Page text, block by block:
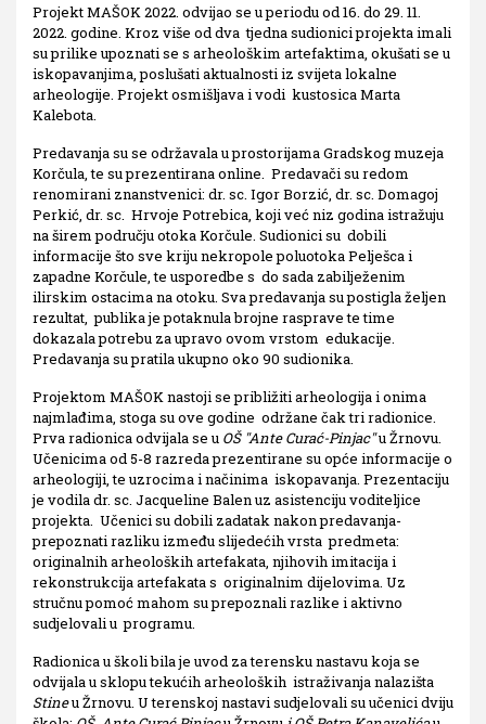
Projekt MAŠOK 2022. odvijao se u periodu od 16. do 29. 11.
2022. godine. Kroz više od dva tjedna sudionici projekta imali
su prilike upoznati se s arheološkim artefaktima, okušati se u
iskopavanjima, poslušati aktualnosti iz svijeta lokalne
arheologije. Projekt osmišljava i vodi kustosica Marta
Kalebota.
Predavanja su se održavala u prostorijama Gradskog muzeja
Korčula, te su prezentirana online. Predavači su redom
renomirani znanstvenici: dr. sc. Igor Borzić, dr. sc. Domagoj
Perkić, dr. sc. Hrvoje Potrebica, koji već niz godina istražuju
na širem području otoka Korčule. Sudionici su dobili
informacije što sve kriju nekropole poluotoka Pelješca i
zapadne Korčule, te usporedbe s do sada zabilježenim
ilirskim ostacima na otoku. Sva predavanja su postigla željen
rezultat, publika je potaknula brojne rasprave te time
dokazala potrebu za upravo ovom vrstom edukacije.
Predavanja su pratila ukupno oko 90 sudionika.
Projektom MAŠOK nastoji se približiti arheologija i onima
najmlađima, stoga su ove godine održane čak tri radionice.
Prva radionica odvijala se u OŠ ''Ante Curać-Pinjac''u Žrnovu.
Učenicima od 5-8 razreda prezentirane su opće informacije o
arheologiji, te uzrocima i načinima iskopavanja. Prezentaciju
je vodila dr. sc. Jacqueline Balen uz asistenciju voditeljice
projekta. Učenici su dobili zadatak nakon predavanja-
prepoznati razliku između slijedećih vrsta predmeta:
originalnih arheoloških artefakata, njihovih imitacija i
rekonstrukcija artefakata s originalnim dijelovima. Uz
stručnu pomoć mahom su prepoznali razlike i aktivno
sudjelovali u programu.
Radionica u školi bila je uvod za terensku nastavu koja se
odvijala u sklopu tekućih arheoloških istraživanja nalazišta
Stineu Žrnovu. U terenskoj nastavi sudjelovali su učenici dviju